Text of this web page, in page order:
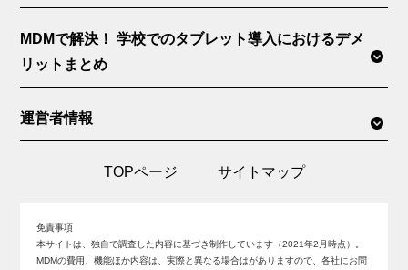
MDMで解決！ 学校でのタブレット導入におけるデメ
リットまとめ
運営者情報
TOPページ サイトマップ
免責事項
本サイトは、独自で調査した内容に基づき制作しています（2021年2月時点）。
MDMの費用、機能ほか内容は、実際と異なる場合はがありますので、各社にお問